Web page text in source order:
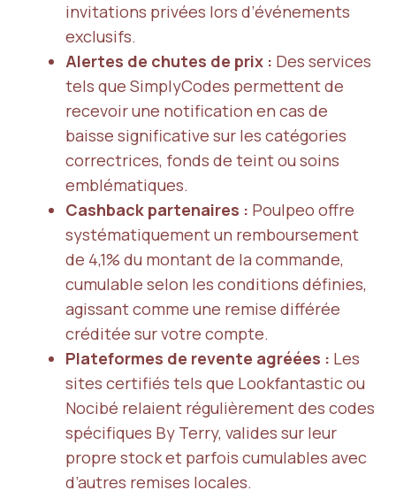
invitations privées lors d’événements
exclusifs.
Alertes de chutes de prix : Des services
tels que SimplyCodes permettent de
recevoir une notification en cas de
baisse significative sur les catégories
correctrices, fonds de teint ou soins
emblématiques.
Cashback partenaires : Poulpeo offre
systématiquement un remboursement
de 4,1% du montant de la commande,
cumulable selon les conditions définies,
agissant comme une remise différée
créditée sur votre compte.
Plateformes de revente agréées : Les
sites certifiés tels que Lookfantastic ou
Nocibé relaient régulièrement des codes
spécifiques By Terry, valides sur leur
propre stock et parfois cumulables avec
d’autres remises locales.